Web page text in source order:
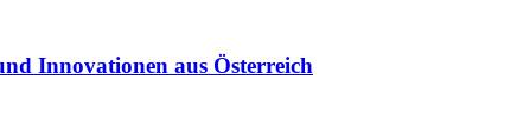
Innovationen aus Österreich